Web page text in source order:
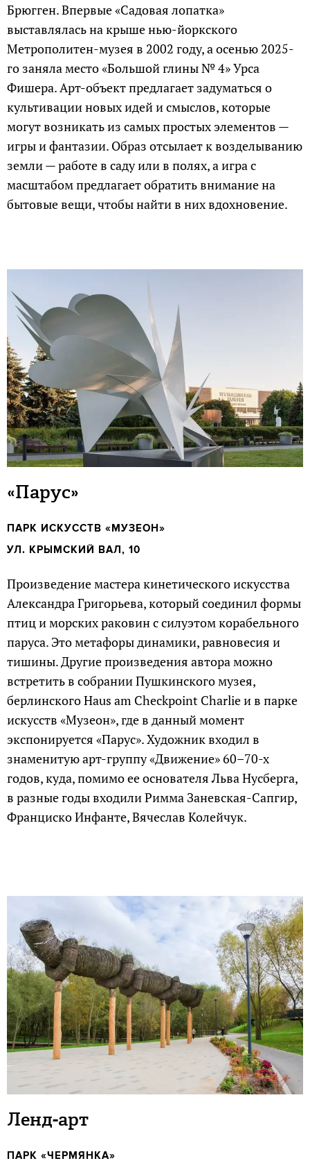
Брюгген. Впервые «Садовая лопатка»
выставлялась на крыше нью-йоркского
Метрополитен-музея в 2002 году, а осенью 2025-
го заняла место «Большой глины № 4» Урса
Фишера. Арт-объект предлагает задуматься о
культивации новых идей и смыслов, которые
могут возникать из самых простых элементов —
игры и фантазии. Образ отсылает к возделыванию
земли — работе в саду или в полях, а игра с
масштабом предлагает обратить внимание на
бытовые вещи, чтобы найти в них вдохновение.
«Парус»
ПАРК ИСКУССТВ «МУЗЕОН»
УЛ. КРЫМСКИЙ ВАЛ, 10
Произведение мастера кинетического искусства
Александра Григорьева, который соединил формы
птиц и морских раковин с силуэтом корабельного
паруса. Это метафоры динамики, равновесия и
тишины. Другие произведения автора можно
встретить в собрании Пушкинского музея,
берлинского Haus am Checkpoint Charlie и в парке
искусств «Музеон», где в данный момент
экспонируется «Парус». Художник входил в
знаменитую арт-группу «Движение» 60–70-х
годов, куда, помимо ее основателя Льва Нусберга,
в разные годы входили Римма Заневская-Сапгир,
Франциско Инфанте, Вячеслав Колейчук.
Ленд-арт
ПАРК «ЧЕРМЯНКА»